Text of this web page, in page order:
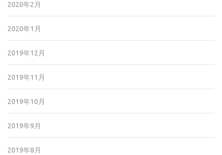
2020年2月
2020年1月
2019年12月
2019年11月
2019年10月
2019年9月
2019年8月